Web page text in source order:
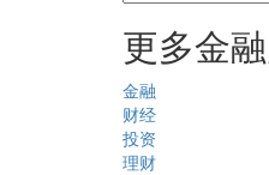
更多金
金融
财经
投资
理财